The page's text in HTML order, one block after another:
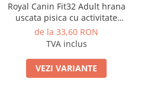
Royal Canin Fit32 Adult hrana
uscata pisica cu activitate
fizica moderata, 400 g
de la 33,60 RON
TVA inclus
VEZI VARIANTE